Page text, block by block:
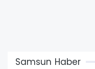
Samsun Haber